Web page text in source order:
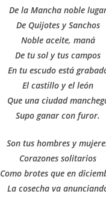
De la Mancha noble
De Quijotes y Sanchos
Noble aceite, maná
De tu sol y tus campos
En tu escudo está
El castillo y el león
Que una ciudad
Supo ganar con furor.
Son tus hombres y
Corazones solitarios
Como brotes que en
La cosecha va